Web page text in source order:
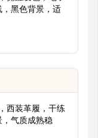
黑色背景，适
西装革履，干练
气质成熟稳